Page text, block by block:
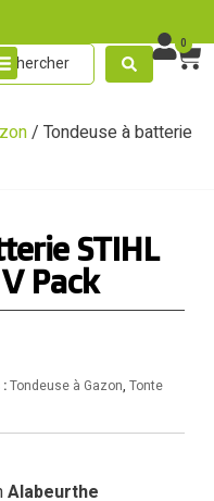
0
/ Tondeuse à batterie
STIHL
Pack
Tondeuse à Gazon, Tonte
Alabeurthe